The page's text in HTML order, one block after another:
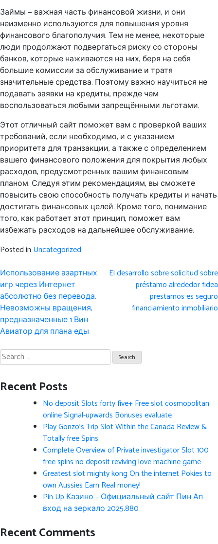
Займы — важная часть финансовой жизни, и они
неизменно используются для повышения уровня
финансового благополучия. Тем не менее, некоторые
люди продолжают подвергаться риску со стороны
банков, которые наживаются на них, беря на себя
большие комиссии за обслуживание и тратя
значительные средства. Поэтому важно научиться не
подавать заявки на кредиты, прежде чем
воспользоваться любыми запрещёнными льготами.
Этот отличный сайт поможет вам с проверкой ваших
требований, если необходимо, и с указанием
приоритета для транзакции, а также с определением
вашего финансового положения для покрытия любых
расходов, предусмотренных вашим финансовым
планом. Следуя этим рекомендациям, вы сможете
повысить свою способность получать кредиты и начать
достигать финансовых целей. Кроме того, понимание
того, как работает этот принцип, поможет вам
избежать расходов на дальнейшее обслуживание.
Posted in Uncategorized
Post
navigation
Использование азартных
игр через Интернет
абсолютно без перевода.
Невозможны вращения,
предназначенные 1 Вин
Авиатор для плана еды
El desarrollo sobre solicitud sobre
préstamo alrededor fidea
prestamos es seguro
financiamiento inmobiliario
Search
for:
Recent Posts
No deposit Slots forty five+ Free slot cosmopolitan
online Signal-upwards Bonuses evaluate
Play Gonzo’s Trip Slot Within the Canada Review &
Totally free Spins
Complete Overview of Private investigator Slot 100
free spins no deposit reviving love machine game
Greatest slot mighty kong On the internet Pokies to
own Aussies Earn Real money!
Pin Up Казино – Официальный сайт Пин Ап
вход на зеркало 2025.880
Recent Comments